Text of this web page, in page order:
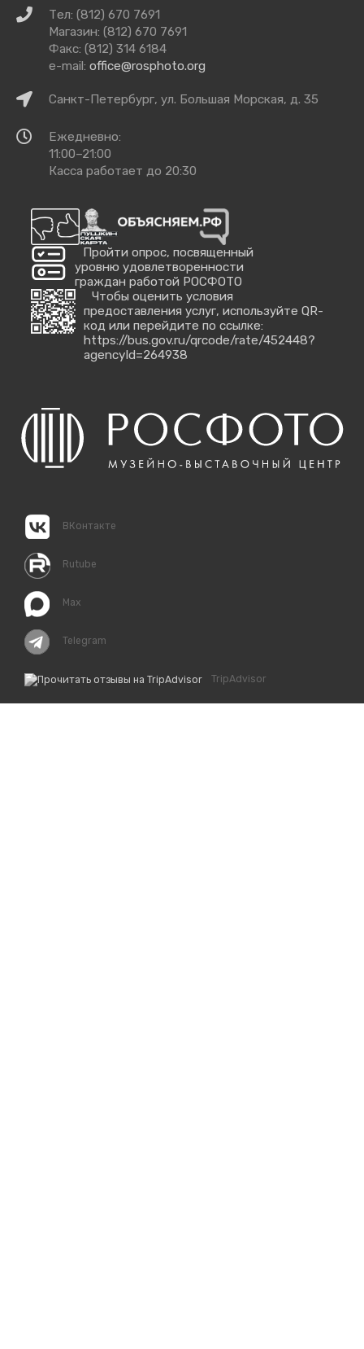
Связаться
нами
Тел: (812) 670 7691
Магазин: (812) 670 7691
Факс: (812) 314 6184
e-mail: office@rosphoto.org
КакСанкт-Петербург, ул. Большая Морская, д. 35
Время
работы
Ежедневно:
11:00–21:00
Касса работает до 20:30
Пройти опрос, посвященный
уровню удовлетворенности
граждан работой РОСФОТО
Чтобы оценить условия
предоставления услуг, используйте QR-
код или перейдите по ссылке:
https://bus.gov.ru/qrcode/rate/452448?
agencyId=264938
ВКонтакте
Rutube
Max
Telegram
TripAdvisor